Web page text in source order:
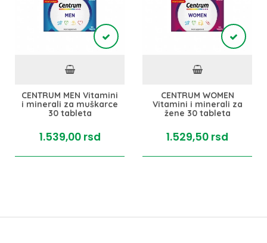
CENTRUM MEN Vitamini
i minerali za muškarce
30 tableta
1.539,00 rsd
CENTRUM WOMEN
Vitamini i minerali za
žene 30 tableta
1.529,50 rsd